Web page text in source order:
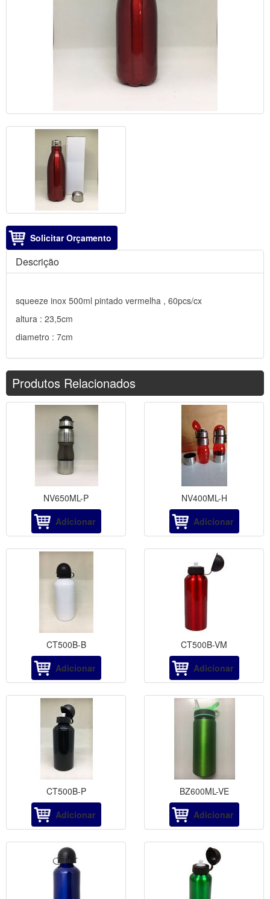
Solicitar Orçamento
Descrição
squeeze inox 500ml pintado vermelha , 60pcs/cx
altura : 23,5cm
diametro : 7cm
Produtos Relacionados
NV650ML-P
Adicionar
NV400ML-H
Adicionar
CT500B-B
Adicionar
CT500B-VM
Adicionar
CT500B-P
Adicionar
BZ600ML-VE
Adicionar